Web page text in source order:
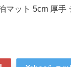
マット 5cm 厚手